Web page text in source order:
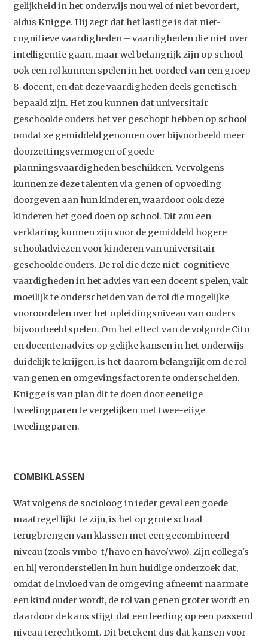
gelijkheid in het onderwijs nou wel of niet bevordert,
aldus Knigge. Hij zegt dat het lastige is dat niet-
cognitieve vaardigheden – vaardigheden die niet over
intelligentie gaan, maar wel belangrijk zijn op school –
ook een rol kunnen spelen in het oordeel van een groep
8-docent, en dat deze vaardigheden deels genetisch
bepaald zijn. Het zou kunnen dat universitair
geschoolde ouders het ver geschopt hebben op school
omdat ze gemiddeld genomen over bijvoorbeeld meer
doorzettingsvermogen of goede
planningsvaardigheden beschikken. Vervolgens
kunnen ze deze talenten via genen of opvoeding
doorgeven aan hun kinderen, waardoor ook deze
kinderen het goed doen op school. Dit zou een
verklaring kunnen zijn voor de gemiddeld hogere
schooladviezen voor kinderen van universitair
geschoolde ouders. De rol die deze niet-cognitieve
vaardigheden in het advies van een docent spelen, valt
moeilijk te onderscheiden van de rol die mogelijke
vooroordelen over het opleidingsniveau van ouders
bijvoorbeeld spelen. Om het effect van de volgorde Cito
en docentenadvies op gelijke kansen in het onderwijs
duidelijk te krijgen, is het daarom belangrijk om de rol
van genen en omgevingsfactoren te onderscheiden.
Knigge is van plan dit te doen door eeneiige
tweelingparen te vergelijken met twee-eiige
tweelingparen.
COMBIKLASSEN
Wat volgens de socioloog in ieder geval een goede
maatregel lijkt te zijn, is het op grote schaal
terugbrengen van klassen met een gecombineerd
niveau (zoals vmbo-t/havo en havo/vwo). Zijn collega's
en hij veronderstellen in hun huidige onderzoek dat,
omdat de invloed van de omgeving afneemt naarmate
een kind ouder wordt, de rol van genen groter wordt en
daardoor de kans stijgt dat een leerling op een passend
niveau terechtkomt. Dit betekent dus dat kansen voor